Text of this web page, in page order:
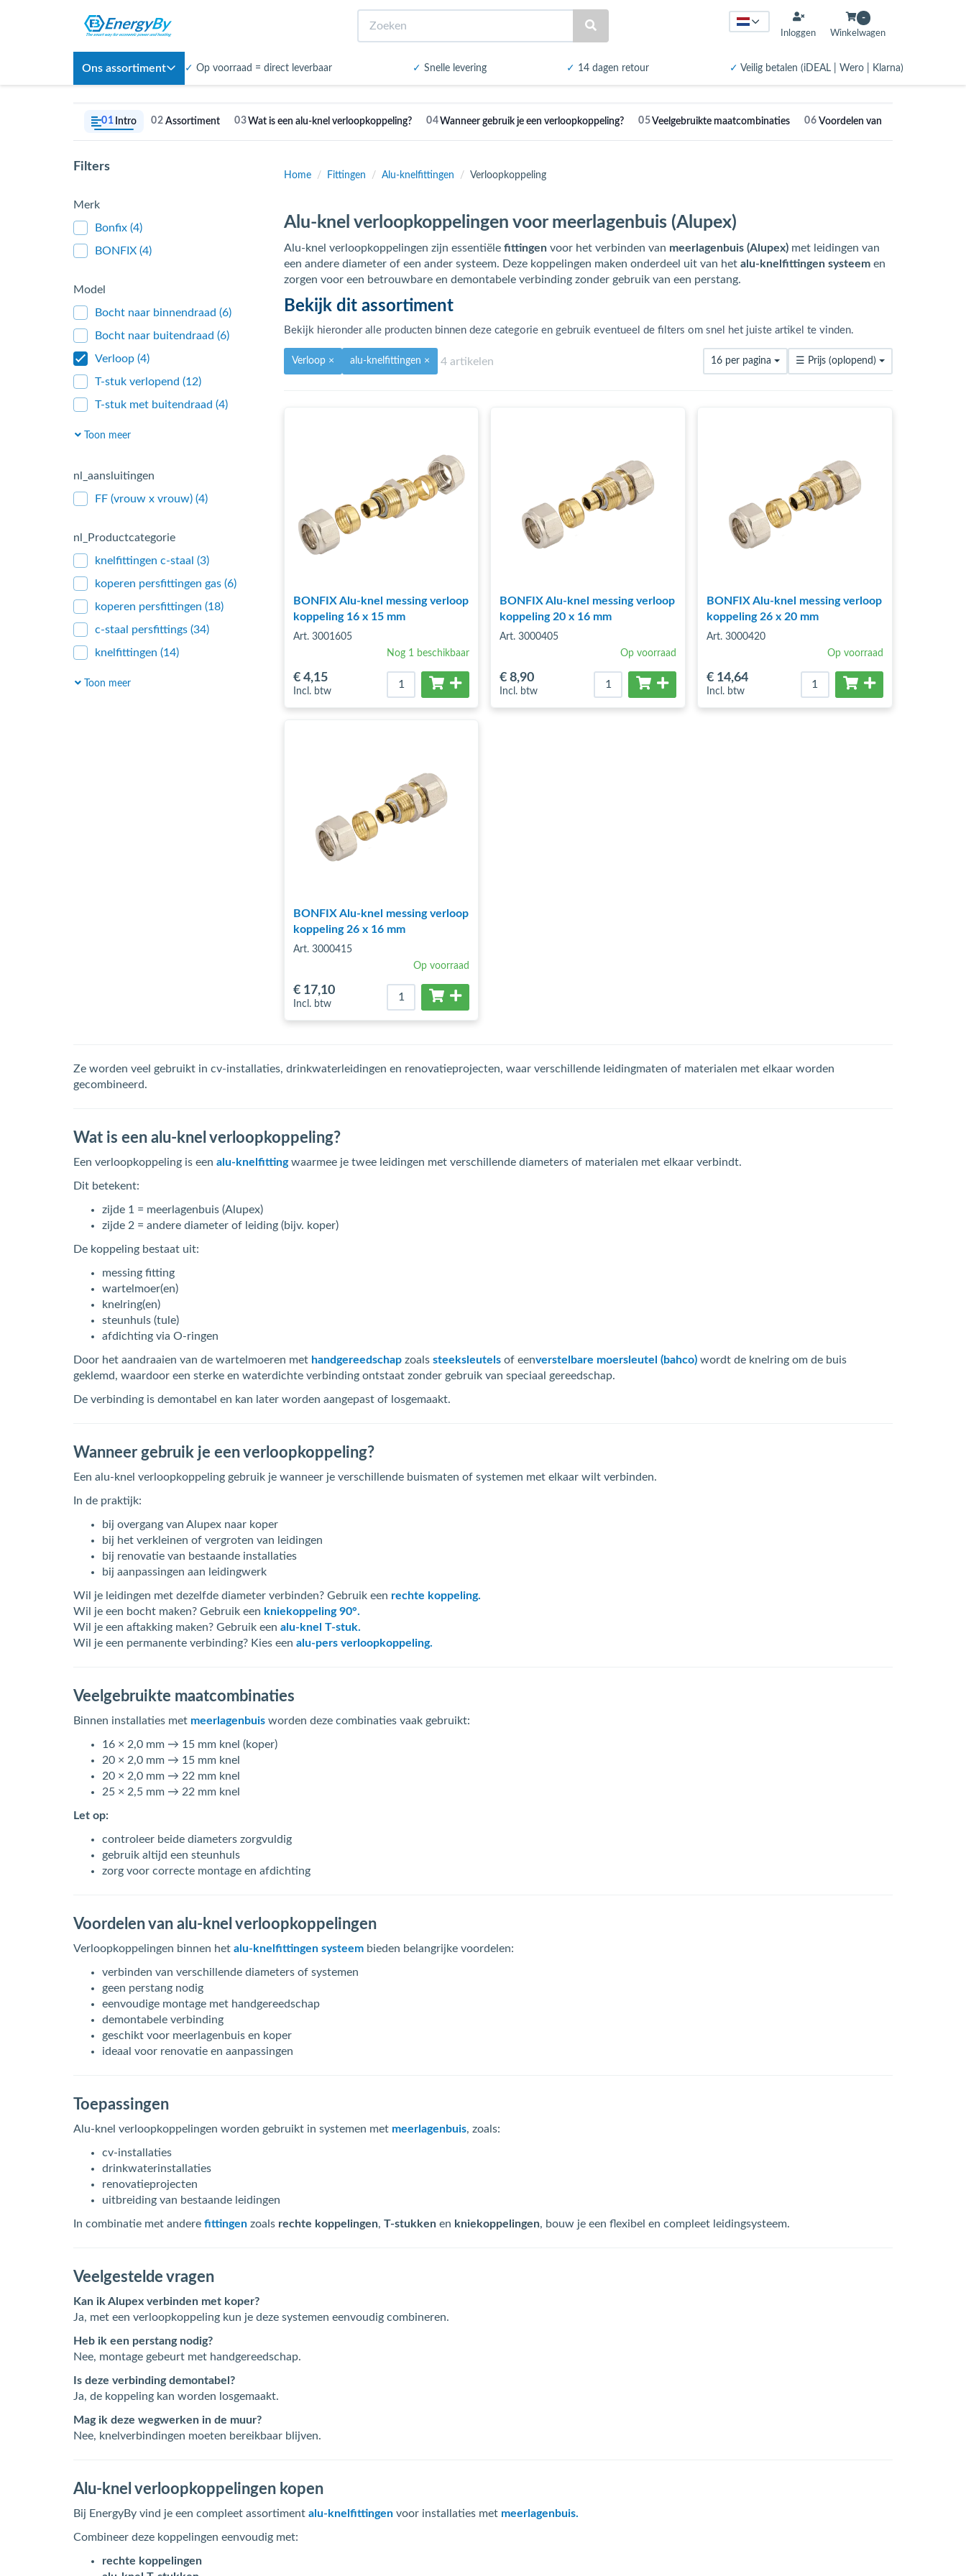
Inloggen
-
Winkelwagen
Ons assortiment ✓ Op voorraad = direct leverbaar ✓ Snelle levering ✓ 14 dagen retour ✓ Veilig betalen (iDEAL | Wero | Klarna)
01 Intro 02 Assortiment 03Wat is een alu-knel verloopkoppeling? 04Wanneer gebruik je een verloopkoppeling? 05Veelgebruikte maatcombinaties 06 Voordelen van alu-knel
Filters
Merk
Bonfix (4)
BONFIX (4)
Model
Bocht naar binnendraad (6)
Bocht naar buitendraad (6)
Verloop (4)
T-stuk verlopend (12)
T-stuk met buitendraad (4)
Schroefbus(7)
Recht (mof)(3)
Muurplaat(3)
Bocht 90graden(3)
Einddop (1)
Toon meer
nl_aansluitingen
FF (vrouw x vrouw) (4)
nl_Productcategorie
knelfittingen c-staal (3)
koperen persfittingen gas (6)
koperen persfittingen (18)
c-staal persfittings (34)
knelfittingen (14)
Toon meer
Home / Fittingen / Alu-knelfittingen / Verloopkoppeling
Alu-knel verloopkoppelingen voor meerlagenbuis (Alupex)
Alu-knel verloopkoppelingen zijn essentiële fittingenvoor het verbinden van meerlagenbuis (Alupex)met leidingen van
een andere diameter of een ander systeem. Deze koppelingen maken onderdeel uit van het alu-knelfittingen systeemen
zorgen voor een betrouwbare en demontabele verbinding zonder gebruik van een perstang.
Bekijk dit assortiment
Bekijk hieronder alle producten binnen deze categorie en gebruik eventueel de filters om snel het juiste artikel te vinden.
Verloop × alu-knelfittingen × 4 artikelen 16 per pagina ☰ Prijs (oplopend)
BONFIX Alu-knel messing verloop
koppeling 16 x 15 mm
Art. 3001605
Nog 1 beschikbaar
€ 4,15
Incl. btw
BONFIX Alu-knel messing verloop
koppeling 20 x 16 mm
Art. 3000405
Op voorraad
€ 8,90
Incl. btw
BONFIX Alu-knel messing verloop
koppeling 26 x 20 mm
Art. 3000420
Op voorraad
€ 14,64
Incl. btw
BONFIX Alu-knel messing verloop
koppeling 26 x 16 mm
Art. 3000415
Op voorraad
€ 17,10
Incl. btw
Ze worden veel gebruikt in cv-installaties, drinkwaterleidingen en renovatieprojecten, waar verschillende leidingmaten of materialen met elkaar worden
gecombineerd.
Wat is een alu-knel verloopkoppeling?
Een verloopkoppeling is een alu-knelfittingwaarmee je twee leidingen met verschillende diameters of materialen met elkaar verbindt.
Dit betekent:
zijde 1 = meerlagenbuis (Alupex)
zijde 2 = andere diameter of leiding (bijv. koper)
De koppeling bestaat uit:
messing fitting
wartelmoer(en)
knelring(en)
steunhuls (tule)
afdichting via O-ringen
Door het aandraaien van de wartelmoeren met handgereedschap zoals steeksleutels of eenverstelbare moersleutel (bahco) wordt de knelring om de buis
geklemd, waardoor een sterke en waterdichte verbinding ontstaat zonder gebruik van speciaal gereedschap.
De verbinding is demontabel en kan later worden aangepast of losgemaakt.
Wanneer gebruik je een verloopkoppeling?
Een alu-knel verloopkoppeling gebruik je wanneer je verschillende buismaten of systemen met elkaar wilt verbinden.
In de praktijk:
bij overgang van Alupex naar koper
bij het verkleinen of vergroten van leidingen
bij renovatie van bestaande installaties
bij aanpassingen aan leidingwerk
Wil je leidingen met dezelfde diameter verbinden? Gebruik een rechte koppeling.
Wil je een bocht maken? Gebruik een kniekoppeling 90°.
Wil je een aftakking maken? Gebruik een alu-knel T-stuk.
Wil je een permanente verbinding? Kies een alu-pers verloopkoppeling.
Veelgebruikte maatcombinaties
Binnen installaties met meerlagenbuis worden deze combinaties vaak gebruikt:
16 × 2,0 mm → 15 mm knel (koper)
20 × 2,0 mm → 15 mm knel
20 × 2,0 mm → 22 mm knel
25 × 2,5 mm → 22 mm knel
Let op:
controleer beide diameters zorgvuldig
gebruik altijd een steunhuls
zorg voor correcte montage en afdichting
Voordelen van alu-knel verloopkoppelingen
Verloopkoppelingen binnen het alu-knelfittingen systeem bieden belangrijke voordelen:
verbinden van verschillende diameters of systemen
geen perstang nodig
eenvoudige montage met handgereedschap
demontabele verbinding
geschikt voor meerlagenbuis en koper
ideaal voor renovatie en aanpassingen
Toepassingen
Alu-knel verloopkoppelingen worden gebruikt in systemen met meerlagenbuis, zoals:
cv-installaties
drinkwaterinstallaties
renovatieprojecten
uitbreiding van bestaande leidingen
In combinatie met andere fittingen zoals rechte koppelingen, T-stukken en kniekoppelingen, bouw je een flexibel en compleet leidingsysteem.
Veelgestelde vragen
Kan ik Alupex verbinden met koper?
Ja, met een verloopkoppeling kun je deze systemen eenvoudig combineren.
Heb ik een perstang nodig?
Nee, montage gebeurt met handgereedschap.
Is deze verbinding demontabel?
Ja, de koppeling kan worden losgemaakt.
Mag ik deze wegwerken in de muur?
Nee, knelverbindingen moeten bereikbaar blijven.
Alu-knel verloopkoppelingen kopen
Bij EnergyBy vind je een compleet assortiment alu-knelfittingen voor installaties met meerlagenbuis.
Combineer deze koppelingen eenvoudig met:
rechte koppelingen